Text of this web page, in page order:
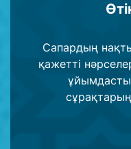
Сапардың
қажетті